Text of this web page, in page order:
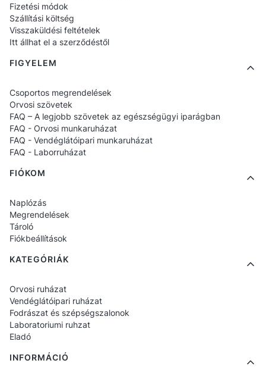
egészségügyi munka valóságának – a hosszú
szolgálatoktól kezdve a folyamatos mozgásig.
biztosítanak, így a lábak még a nap végén is
kipihenten maradnak.
GYIK – Leggyakrabban feltett
kérdések
1. Miben különbözik a férfi orvosi cipő
A férfi modellek
stabilabb konstrukciókkal és a nagyobb
terheléshez igazított megerősítésekkel
2. Alkalmasak a cipők intenzív
munkára?
Igen – a cipők úgy vannak tervezve, hogy
ellenálljanak a dinamikus munkának a
Fizetési módok
Szállítási költség
Visszaküldési feltételek
Itt állhat el a szerződéstől
FIGYELEM
Csoportos megrendelések
Orvosi szövetek
FAQ – A legjobb szövetek az egészségügyi iparágban
FAQ - Orvosi munkaruházat
FAQ - Vendéglátóipari munkaruházat
FAQ - Laborruházat
FIÓKOM
Naplózás
Megrendelések
Tároló
Fiókbeállítások
KATEGÓRIÁK
Orvosi ruházat
Vendéglátóipari ruházat
Fodrászat és szépségszalonok
Laboratoriumi ruhzat
Eladó
INFORMÁCIÓ